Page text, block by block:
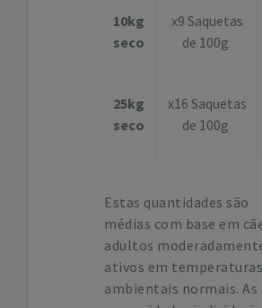
10kg
seco
x9 Saquetas
de 100g
25kg
seco
x16 Saquetas
de 100g
Estas quantidades são
médias com base em
adultos
ativos em temperaturas
ambientais normais. As